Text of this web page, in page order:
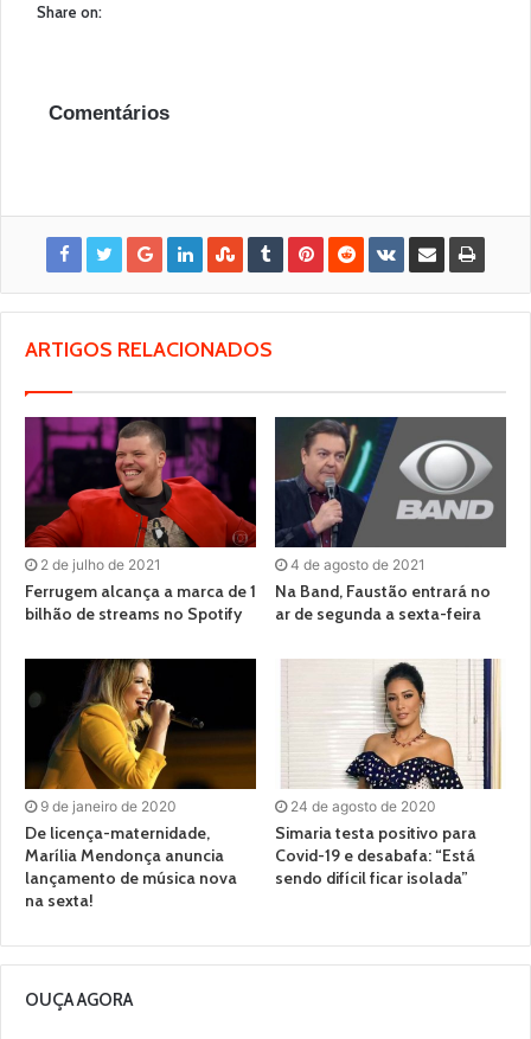
Share on:
Comentários
ARTIGOS RELACIONADOS
2 de julho de 2021
Ferrugem alcança a marca de 1
bilhão de streams no Spotify
4 de agosto de 2021
Na Band, Faustão entrará no
ar de segunda a sexta-feira
9 de janeiro de 2020
De licença-maternidade,
Marília Mendonça anuncia
lançamento de música nova
na sexta!
24 de agosto de 2020
Simaria testa positivo para
Covid-19 e desabafa: “Está
sendo difícil ficar isolada”
OUÇA AGORA